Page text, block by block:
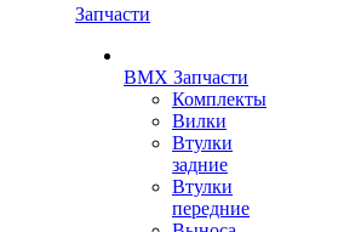
Запчасти
BMX Запчасти
Комплекты
Вилки
Втулки
задние
Втулки
передние